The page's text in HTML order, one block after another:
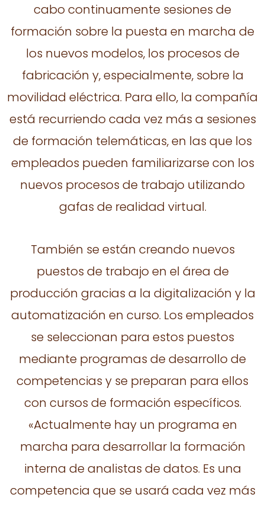
cabo continuamente sesiones de
formación sobre la puesta en marcha de
los nuevos modelos, los procesos de
fabricación y, especialmente, sobre la
movilidad eléctrica. Para ello, la compañía
está recurriendo cada vez más a sesiones
de formación telemáticas, en las que los
empleados pueden familiarizarse con los
nuevos procesos de trabajo utilizando
gafas de realidad virtual.
También se están creando nuevos
puestos de trabajo en el área de
producción gracias a la digitalización y la
automatización en curso. Los empleados
se seleccionan para estos puestos
mediante programas de desarrollo de
competencias y se preparan para ellos
con cursos de formación específicos.
«Actualmente hay un programa en
marcha para desarrollar la formación
interna de analistas de datos. Es una
competencia que se usará cada vez más